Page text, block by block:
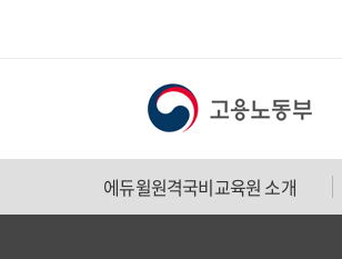
에듀윌원격국비교육원 소개